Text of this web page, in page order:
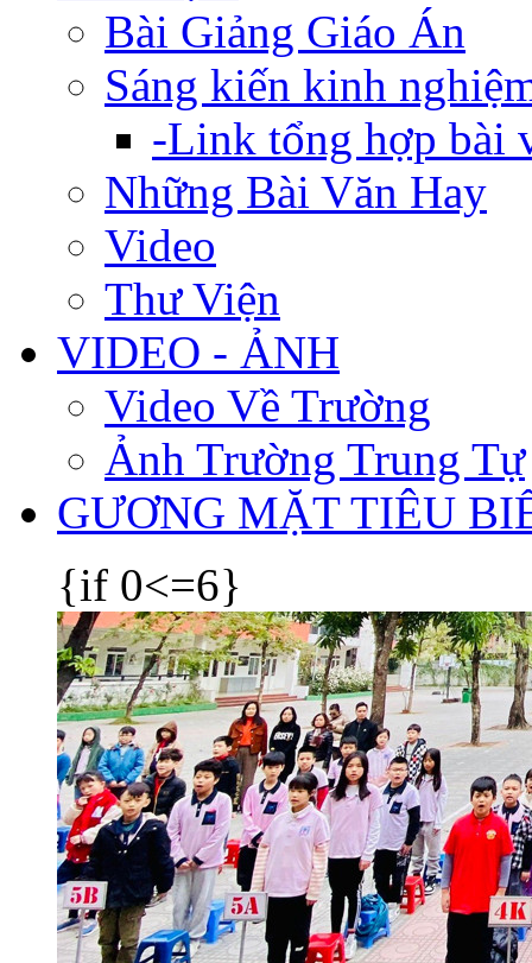
Bài Giảng Giáo Án
Sáng kiến kinh
-Link tổng hợp bài
Những Bài Văn Hay
Video
Thư Viện
VIDEO - ẢNH
Video Về Trường
Ảnh Trường Trung Tự
GƯƠNG MẶT TIÊU
{if 0<=6}